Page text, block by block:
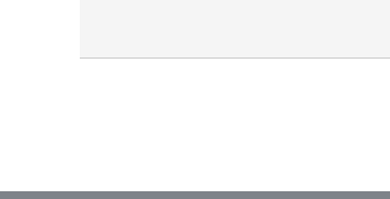
CAR T 센터